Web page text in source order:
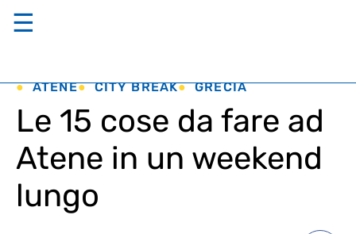
☰
ATENE CITY BREAK GRECIA
Le 15 cose da fare ad
Atene in un weekend
lungo